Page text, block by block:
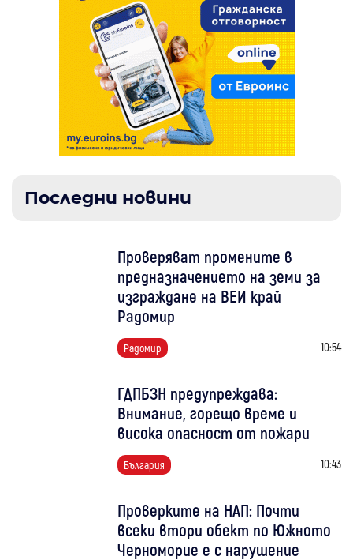
Последни новини
Проверяват промените в
предназначението на земи за
изграждане на ВЕИ край
Радомир
Радомир 10:54
ГДПБЗН предупреждава:
Внимание, горещо време и
висока опасност от пожари
България 10:43
Проверките на НАП: Почти
всеки втори обект по Южното
Черноморие е с нарушение